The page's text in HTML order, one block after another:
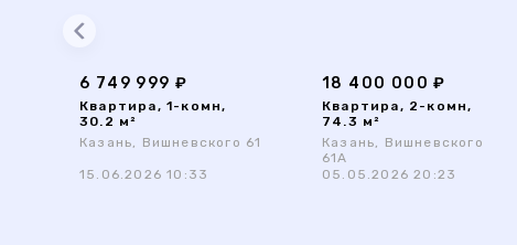
6 749 999 ₽
Квартира, 1-комн,
30.2 м²
Казань, Вишневского 61
15.06.2026 10:33
18 400 000 ₽
Квартира, 2-комн,
74.3 м²
Казань, Вишневского
61А
05.05.2026 20:23